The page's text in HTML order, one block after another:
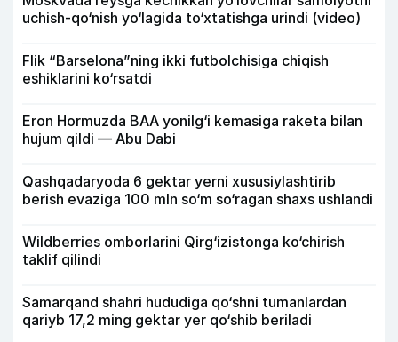
uchish-qo‘nish yo‘lagida to‘xtatishga urindi (video)
Flik “Barselona”ning ikki futbolchisiga chiqish
eshiklarini ko‘rsatdi
Eron Hormuzda BAA yonilg‘i kemasiga raketa bilan
hujum qildi — Abu Dabi
Qashqadaryoda 6 gektar yerni xususiylashtirib
berish evaziga 100 mln so‘m so‘ragan shaxs ushlandi
Wildberries omborlarini Qirg‘izistonga ko‘chirish
taklif qilindi
Samarqand shahri hududiga qo‘shni tumanlardan
qariyb 17,2 ming gektar yer qo‘shib beriladi